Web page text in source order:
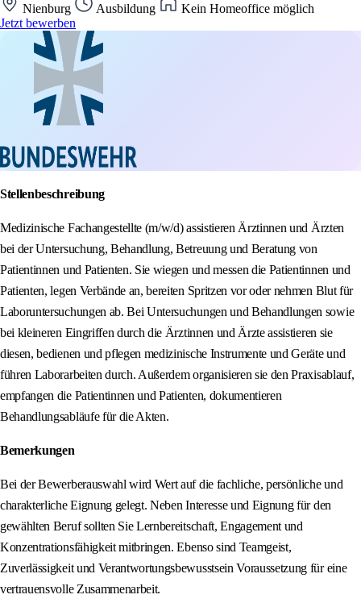
Nienburg Ausbildung
Kein Homeoffice möglich
Jetzt bewerben
Stellenbeschreibung
Medizinische Fachangestellte (m/w/d) assistieren Ärztinnen und Ärzten
bei der Untersuchung, Behandlung, Betreuung und Beratung von
Patientinnen und Patienten. Sie wiegen und messen die Patientinnen und
Patienten, legen Verbände an, bereiten Spritzen vor oder nehmen Blut für
Laboruntersuchungen ab. Bei Untersuchungen und Behandlungen sowie
bei kleineren Eingriffen durch die Ärztinnen und Ärzte assistieren sie
diesen, bedienen und pflegen medizinische Instrumente und Geräte und
führen Laborarbeiten durch. Außerdem organisieren sie den Praxisablauf,
empfangen die Patientinnen und Patienten, dokumentieren
Behandlungsabläufe für die Akten.
Bemerkungen
Bei der Bewerberauswahl wird Wert auf die fachliche, persönliche und
charakterliche Eignung gelegt. Neben Interesse und Eignung für den
gewählten Beruf sollten Sie Lernbereitschaft, Engagement und
Konzentrationsfähigkeit mitbringen. Ebenso sind Teamgeist,
Zuverlässigkeit und Verantwortungsbewusstsein Voraussetzung für eine
vertrauensvolle Zusammenarbeit.